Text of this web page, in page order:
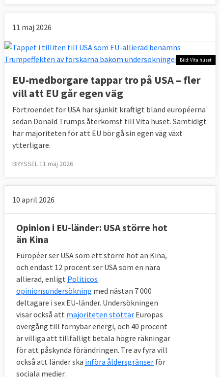
11 maj 2026
Bild: Vita huset
EU-medborgare tappar tro på USA – fler
vill att EU går egen väg
Förtroendet för USA har sjunkit kraftigt bland européerna
sedan Donald Trumps återkomst till Vita huset. Samtidigt
har majoriteten för att EU bör gå sin egen väg växt
ytterligare.
BRYSSEL 11 maj 2026
10 april 2026
Opinion i EU-länder: USA större hot
än Kina
Européer ser USA som ett större hot än Kina,
och endast 12 procent ser USA som en nära
allierad, enligt Politicos
opinionsundersökning med nästan 7 000
deltagare i sex EU-länder. Undersökningen
visar också att majoriteten stöttar Europas
övergång till förnybar energi, och 40 procent
är villiga att tillfälligt betala högre räkningar
för att påskynda förändringen. Tre av fyra vill
också att länder ska införa åldersgränser för
sociala medier.